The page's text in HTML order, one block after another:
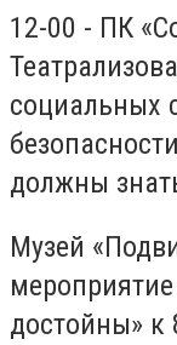
12-00 - ПК
социальных
должны
Музей
достойны»